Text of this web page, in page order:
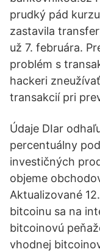
prudký pád
zastavila
už 7. februára.
problém s
hackeri
transakcií pri
Údaje DIar
percentuálny
investičných
objeme
Aktualizované
bitcoinu sa na
bitcoinovú
vhodnej